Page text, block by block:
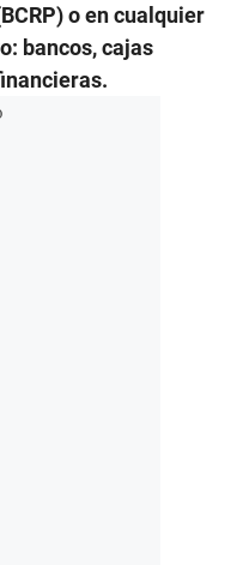
o en cualquier
bancos, cajas